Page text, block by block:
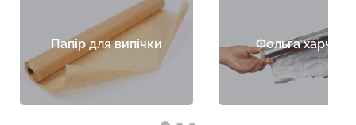
Папір для випічки Фольга харчова